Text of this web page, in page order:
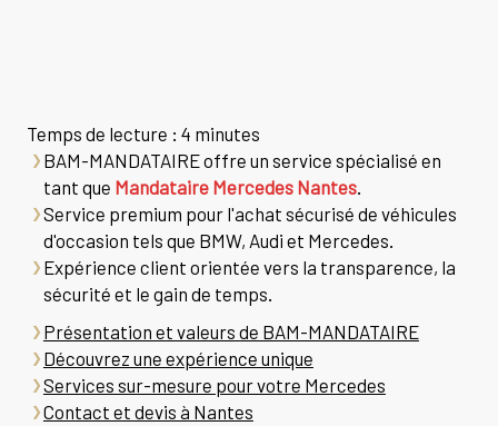
Temps de lecture : 4 minutes
BAM-MANDATAIRE offre un service spécialisé en
tant que Mandataire Mercedes Nantes.
Service premium pour l'achat sécurisé de véhicules
d'occasion tels que BMW, Audi et Mercedes.
Expérience client orientée vers la transparence, la
sécurité et le gain de temps.
Présentation et valeurs de BAM-MANDATAIRE
Découvrez une expérience unique
Services sur-mesure pour votre Mercedes
Contact et devis à Nantes